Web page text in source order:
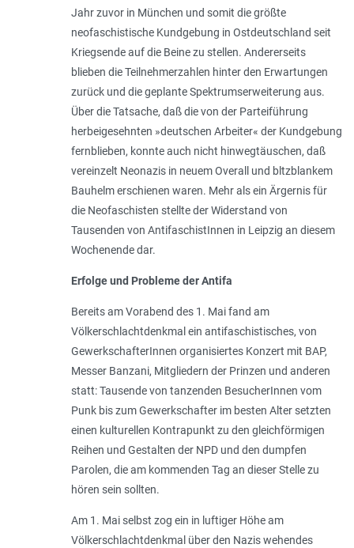
Jahr zuvor in München und somit die größte
neofaschistische Kundgebung in Ostdeutschland seit
Kriegsende auf die Beine zu stellen. Andererseits
blieben die Teilnehmerzahlen hinter den Erwartungen
zurück und die geplante Spektrumserweiterung aus.
Über die Tatsache, daß die von der Parteiführung
herbeigesehnten »deutschen Arbeiter« der Kundgebung
fernblieben, konnte auch nicht hinwegtäuschen, daß
vereinzelt Neonazis in neuem Overall und bltzblankem
Bauhelm erschienen waren. Mehr als ein Ärgernis für
die Neofaschisten stellte der Widerstand von
Tausenden von AntifaschistInnen in Leipzig an diesem
Wochenende dar.
Erfolge und Probleme der Antifa
Bereits am Vorabend des 1. Mai fand am
Völkerschlachtdenkmal ein antifaschistisches, von
GewerkschafterInnen organisiertes Konzert mit BAP,
Messer Banzani, Mitgliedern der Prinzen und anderen
statt: Tausende von tanzenden BesucherInnen vom
Punk bis zum Gewerkschafter im besten Alter setzten
einen kulturellen Kontrapunkt zu den gleichförmigen
Reihen und Gestalten der NPD und den dumpfen
Parolen, die am kommenden Tag an dieser Stelle zu
hören sein sollten.
Am 1. Mai selbst zog ein in luftiger Höhe am
Völkerschlachtdenkmal über den Nazis wehendes